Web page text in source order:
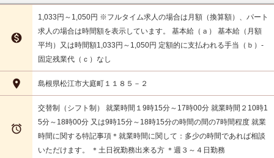

1,033円～1,050円 ※フルタイム求人の場合は月額（換算額）、パート
求人の場合は時間額を表示しています。 基本給（ａ） 基本給（月額
平均）又は時間額1,033円～1,050円 定額的に支払われる手当（ｂ）-
固定残業代（ｃ）なし
 島根県松江市大庭町１１８５－２

交替制（シフト制） 就業時間１9時15分～17時00分 就業時間２10時1
5分～18時00分 又は9時15分～18時15分の時間の間の7時間程度 就業
時間に関する特記事項＊就業時間に関して：多少の時間であれば相談
いただけます。 ＊土日祝勤務出来る方 ＊週３～４日勤務